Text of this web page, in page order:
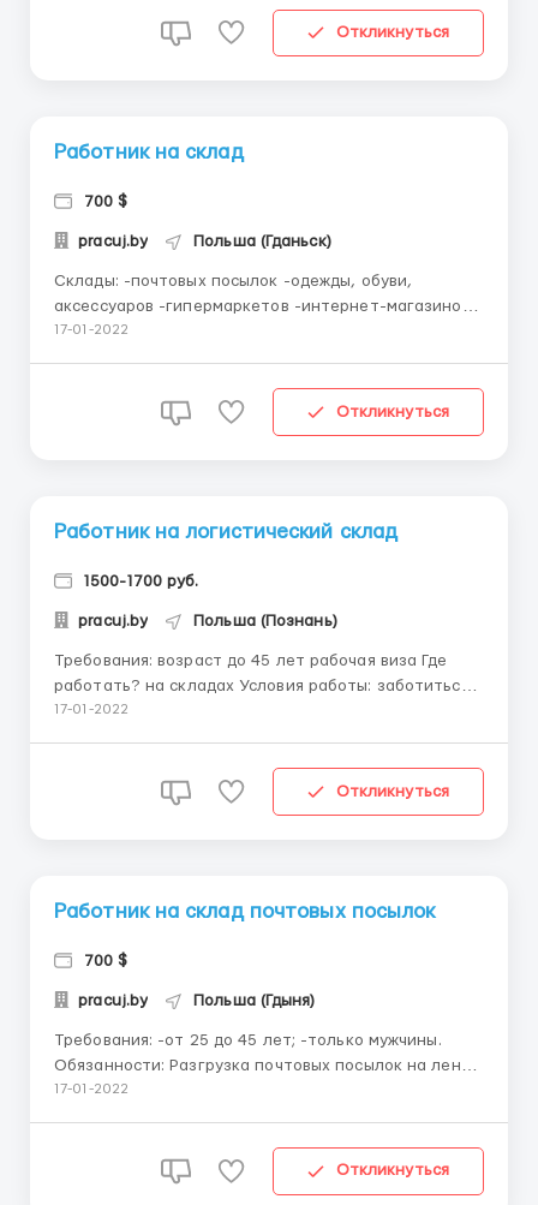
(+подработки) проживание предоставляется
бесплатно (2 чел. в комна...
Откликнуться
Работник на склад
700 $
pracuj.by Польша (Гданьск)
Склады: -почтовых посылок -одежды, обуви,
аксессуаров -гипермаркетов -интернет-магазинов
-бытовой техники -детских товаров -продуктов
-медицинских товаров и т.д. Требования: возраст до
17-01-2022
Откликнуться
Работник на логистический склад
1500-1700 руб.
pracuj.by Польша (Познань)
Требования: возраст до 45 лет рабочая виза Где
работать? на складах Условия работы: заботиться о
чистоте на месте работы работа в теплом зале-
пребывания возможность повы...
17-01-2022
Откликнуться
Работник на склад почтовых посылок
700 $
pracuj.by Польша (Гдыня)
Требования: -от 25 до 45 лет; -только мужчины.
Обязанности: Разгрузка почтовых посылок на ленту
(вес посылок от 500 гр. до 40 кг.) Коробки с
также другие города вблизи Варшавы.
17-01-2022
Откликнуться